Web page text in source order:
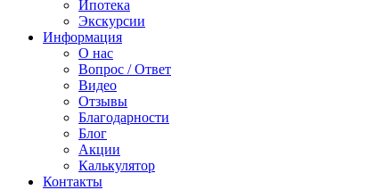
Ипотека
Экскурсии
Информация
О нас
Вопрос / Ответ
Видео
Отзывы
Благодарности
Блог
Акции
Калькулятор
Контакты